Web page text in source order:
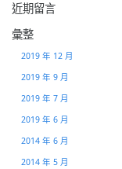
近期留言
彙整
2019 年 12 月
2019 年 9 月
2019 年 7 月
2019 年 6 月
2014 年 6 月
2014 年 5 月